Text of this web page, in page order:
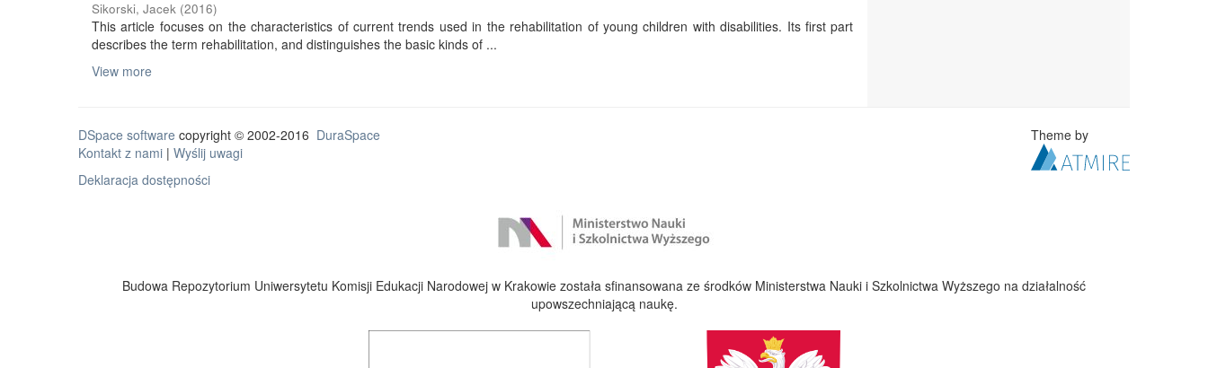
Sikorski, Jacek (2016)
This article focuses on the characteristics of current trends used in the rehabilitation of young children with disabilities. Its first part
describes the term rehabilitation, and distinguishes the basic kinds of ...
View more
DSpace software copyright © 2002-2016 DuraSpace
Kontakt z nami | Wyślij uwagi
Deklaracja dostępności
Theme by
Budowa Repozytorium Uniwersytetu Komisji Edukacji Narodowej w Krakowie została sfinansowana ze środków Ministerstwa Nauki i Szkolnictwa Wyższego na działalność
upowszechniającą naukę.